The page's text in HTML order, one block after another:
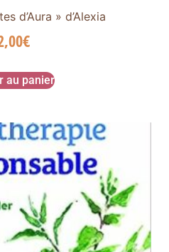
d’Aura » d’Alexia
€
au panier